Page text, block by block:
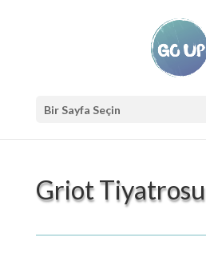
Bir Sayfa Seçin
Griot Tiyatrosu